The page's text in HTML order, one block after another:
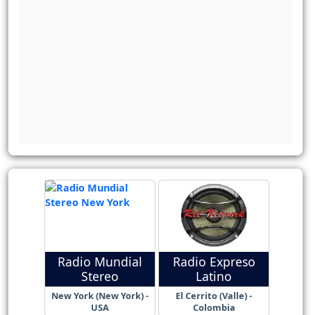
Radio Mundial
Stereo
New York (New York) -
USA
Radio Expreso
Latino
El Cerrito (Valle) -
Colombia